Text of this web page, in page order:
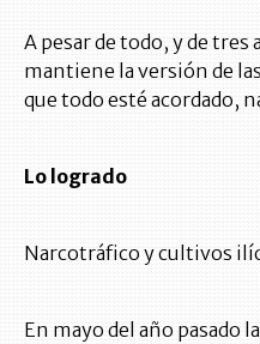
A pesar de todo, y de tres
mantiene la versión de
que todo esté acordado,
Lo logrado
Narcotráfico y cultivos
En mayo del año pasado